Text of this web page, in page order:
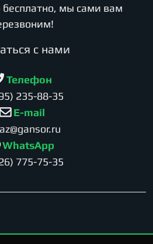
бесплатно, мы сами вам
с нами
Телефон
235-88-35
E-mail
WhatsApp
775-75-35